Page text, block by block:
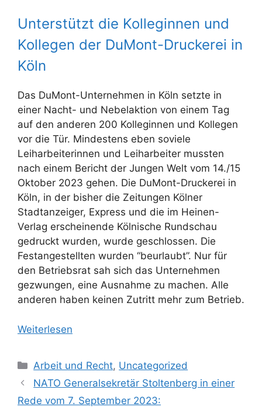
Unterstützt die Kolleginnen und
Kollegen der DuMont-Druckerei in
Köln
Das DuMont-Unternehmen in Köln setzte in
einer Nacht- und Nebelaktion von einem Tag
auf den anderen 200 Kolleginnen und Kollegen
vor die Tür. Mindestens eben soviele
Leiharbeiterinnen und Leiharbeiter mussten
nach einem Bericht der Jungen Welt vom 14./15
Oktober 2023 gehen. Die DuMont-Druckerei in
Köln, in der bisher die Zeitungen Kölner
Stadtanzeiger, Express und die im Heinen-
Verlag erscheinende Kölnische Rundschau
gedruckt wurden, wurde geschlossen. Die
Festangestellten wurden “beurlaubt”. Nur für
den Betriebsrat sah sich das Unternehmen
gezwungen, eine Ausnahme zu machen. Alle
anderen haben keinen Zutritt mehr zum Betrieb.
Weiterlesen
Kategorien
Arbeit und Recht, Uncategorized
NATO Generalsekretär Stoltenberg in einer
Rede vom 7. September 2023: